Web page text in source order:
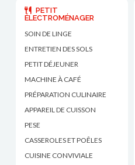
PETIT
ÉLECTROMÉNAGER
SOIN DE LINGE
ENTRETIEN DES SOLS
PETIT DÉJEUNER
MACHINE À CAFÉ
PRÉPARATION CULINAIRE
APPAREIL DE CUISSON
PESE
CASSEROLES ET POÊLES
CUISINE CONVIVIALE